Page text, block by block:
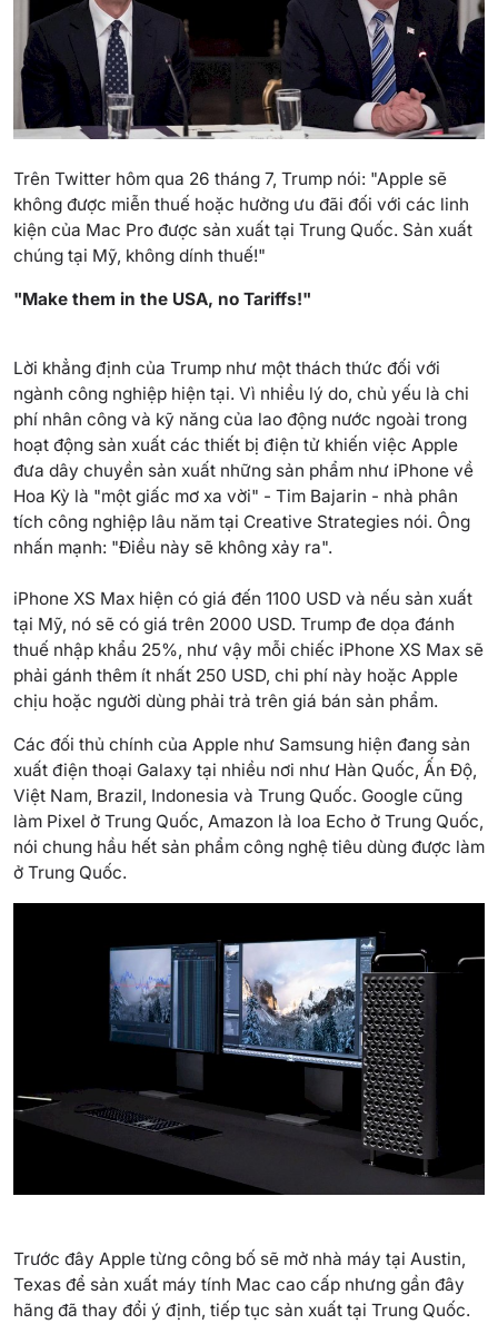
Trên Twitter hôm qua 26 tháng 7, Trump nói: "Apple sẽ
không được miễn thuế hoặc hưởng ưu đãi đối với các linh
kiện của Mac Pro được sản xuất tại Trung Quốc. Sản xuất
chúng tại Mỹ, không dính thuế!"
"Make them in the USA, no Tariffs!"
Lời khẳng định của Trump như một thách thức đối với
ngành công nghiệp hiện tại. Vì nhiều lý do, chủ yếu là chi
phí nhân công và kỹ năng của lao động nước ngoài trong
hoạt động sản xuất các thiết bị điện tử khiến việc Apple
đưa dây chuyền sản xuất những sản phẩm như iPhone về
Hoa Kỳ là "một giấc mơ xa vời" - Tim Bajarin - nhà phân
tích công nghiệp lâu năm tại Creative Strategies nói. Ông
nhấn mạnh: "Điều này sẽ không xảy ra".
iPhone XS Max hiện có giá đến 1100 USD và nếu sản xuất
tại Mỹ, nó sẽ có giá trên 2000 USD. Trump đe dọa đánh
thuế nhập khẩu 25%, như vậy mỗi chiếc iPhone XS Max sẽ
phải gánh thêm ít nhất 250 USD, chi phí này hoặc Apple
chịu hoặc người dùng phải trả trên giá bán sản phẩm.
​Các đối thủ chính của Apple như Samsung hiện đang sản
xuất điện thoại Galaxy tại nhiều nơi như Hàn Quốc, Ấn Độ,
Việt Nam, Brazil, Indonesia và Trung Quốc. Google cũng
làm Pixel ở Trung Quốc, Amazon là loa Echo ở Trung Quốc,
nói chung hầu hết sản phẩm công nghệ tiêu dùng được làm
ở Trung Quốc.
Trước đây Apple từng công bố sẽ mở nhà máy tại Austin,
Texas để sản xuất máy tính Mac cao cấp nhưng gần đây
hãng đã thay đổi ý định, tiếp tục sản xuất tại Trung Quốc.